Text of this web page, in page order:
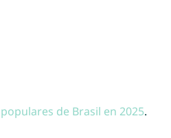
de Brasil en 2025.